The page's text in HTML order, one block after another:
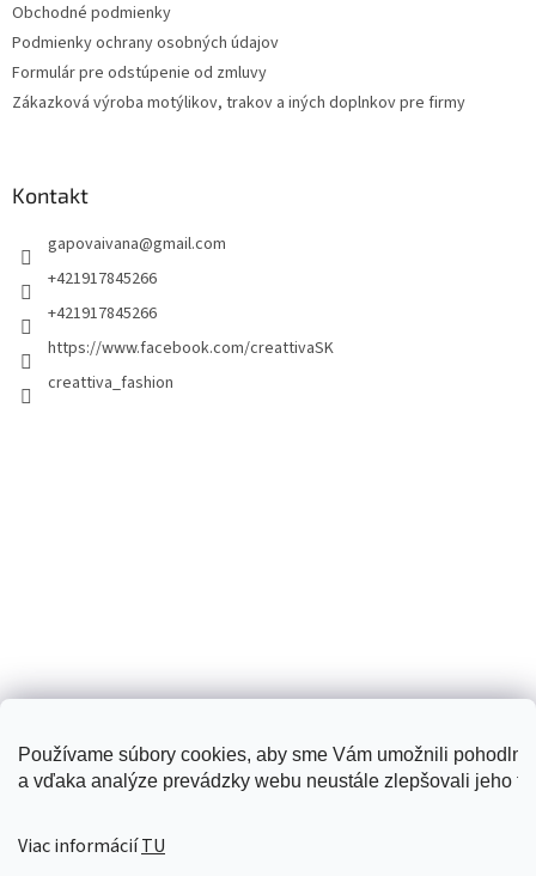
Používame súbory cookies, aby sme Vám umožnili
a vďaka analýze prevádzky webu neustále zlepšovali jeho
Viac informáciíTU
Obchodné podmienky
Podmienky ochrany osobných údajov
Formulár pre odstúpenie od zmluvy
Zákazková výroba motýlikov, trakov a iných doplnkov pre firmy
Kontakt
gapovaivana@gmail.com
+421917845266
+421917845266
https://www.facebook.com/creattivaSK
creattiva_fashion
Creattiva